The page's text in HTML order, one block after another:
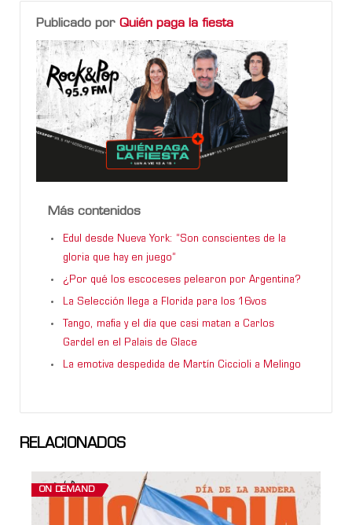
Publicado por Quién paga la fiesta
Más contenidos
Edul desde Nueva York: “Son conscientes de la
gloria que hay en juego”
¿Por qué los escoceses pelearon por Argentina?
La Selección llega a Florida para los 16vos
Tango, mafia y el día que casi matan a Carlos
Gardel en el Palais de Glace
La emotiva despedida de Martín Ciccioli a Melingo
RELACIONADOS
ON DEMAND